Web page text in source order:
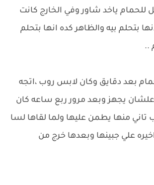
للحمام ياخد شاور وفي الخارج كانت
بتحلم بيه والظاهر كده انها بتحلم
..
بعد دقايق وكان لابس روب ،اتجه
يجهز وبعد مرور ربع ساعه كان
تاني منها يطمن عليها ولما لقاها لسا
علي جبينها وبعدها خرج من